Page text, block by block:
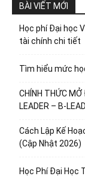
BÀI VIẾT MỚI
Học phí Đại học
tài chính chi tiết
Tìm hiểu mức
CHÍNH THỨC MỞ
LEADER – B-
Cách Lập Kế
(Cập Nhật 2026)
Học Phí Đại Học